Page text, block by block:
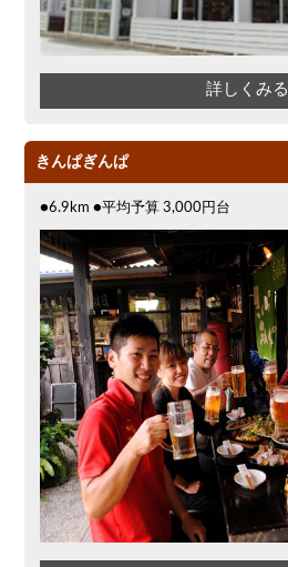
詳しくみる
きんぱぎんぱ
●6.9km ●平均予算 3,000円台